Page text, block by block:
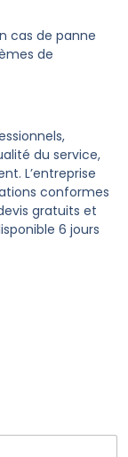
cas de panne
de
du service,
L’entreprise
conformes
gratuits et
6 jours